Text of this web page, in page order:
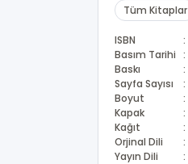
Tüm Kitaplar
ISBN :
Basım Tarihi :
Baskı
:
Sayfa Sayısı
:
Boyut
:
Kapak
:
Kağıt
:
Orjinal Dili
:
Yayın Dili
: